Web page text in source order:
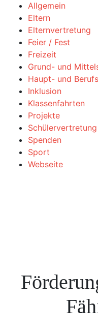
Allgemein
Eltern
Elternvertretung
Feier / Fest
Freizeit
Grund- und
Haupt- und
Inklusion
Klassenfahrten
Projekte
Schülervertretung
Spenden
Sport
Webseite